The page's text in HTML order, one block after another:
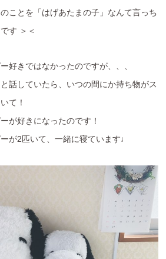
ことを「はげあたまの子」なんて言っち
す ＞＜
好きではなかったのですが、、、
話していたら、いつの間にか持ち物がス
て！
が好きになったのです！
が2匹いて、一緒に寝ています♩